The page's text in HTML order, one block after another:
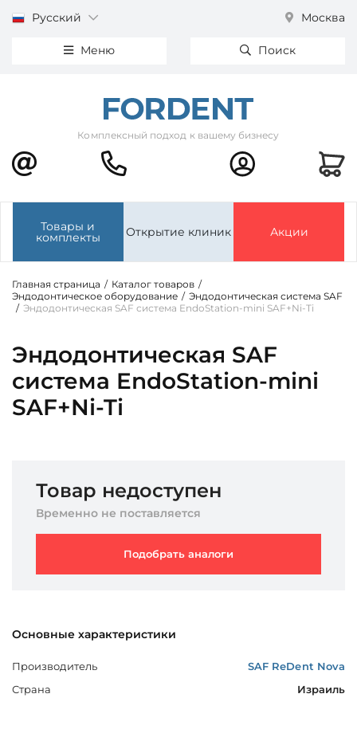
Русский Москва
Меню Поиск
Комплексный подход к вашему бизнесу
Товары и
комплекты Открытие клиник Акции
Главная страница / Каталог товаров /
Эндодонтическое оборудование / Эндодонтическая система SAF
/ Эндодонтическая SAF система EndoStation-mini SAF+Ni-Ti
Эндодонтическая SAF
система EndoStation-mini
SAF+Ni-Ti
Основные характеристики
Производитель
SAF ReDent Nova
Страна
Израиль
Товар недоступен
Временно не поставляется
Подобрать аналоги